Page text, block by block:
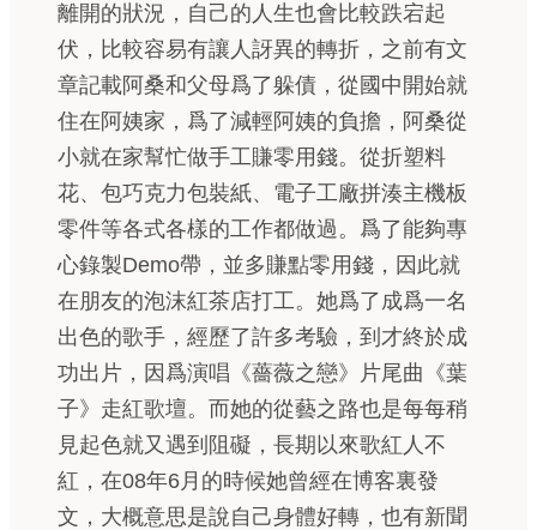
離開的狀況，自己的人生也會比較跌宕起
伏，比較容易有讓人訝異的轉折，之前有文
章記載阿桑和父母爲了躲債，從國中開始就
住在阿姨家，爲了減輕阿姨的負擔，阿桑從
小就在家幫忙做手工賺零用錢。從折塑料
花、包巧克力包裝紙、電子工廠拼湊主機板
零件等各式各樣的工作都做過。爲了能夠專
心錄製Demo帶，並多賺點零用錢，因此就
在朋友的泡沫紅茶店打工。她爲了成爲一名
出色的歌手，經歷了許多考驗，到才終於成
功出片，因爲演唱《薔薇之戀》片尾曲《葉
子》走紅歌壇。而她的從藝之路也是每每稍
見起色就又遇到阻礙，長期以來歌紅人不
紅，在08年6月的時候她曾經在博客裏發
文，大概意思是說自己身體好轉，也有新聞